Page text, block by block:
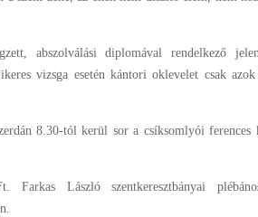
abszolválási diplomával rendelkező
vizsga esetén kántori oklevelet csak
8.30-tól kerül sor a csíksomlyói
László szentkeresztbányai